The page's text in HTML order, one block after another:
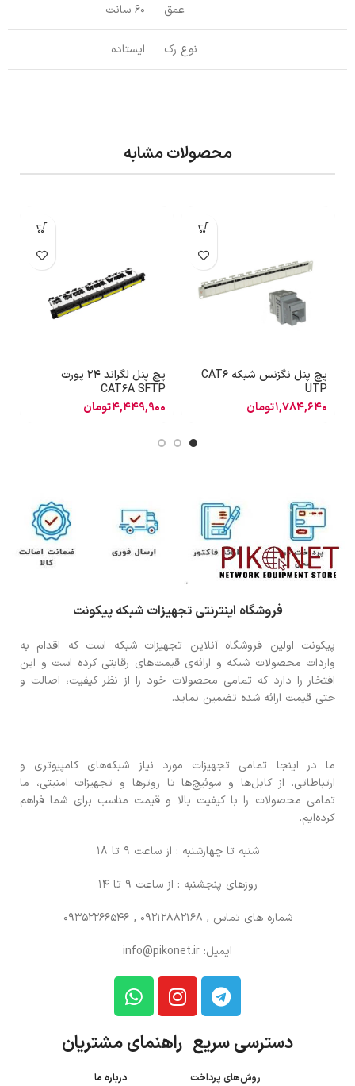
عمق 60 سانت
نوع رک ایستاده
محصولات مشابه
پچ پنل نگزنس شبکه CAT6
UTP
1,784,640تومان
پچ پنل لگراند 24 پورت
CAT6A SFTP
4,449,900تومان
فروشگاه اینترنتی تجهیزات شبکه پیکونت
پیکونت اولین فروشگاه آنلاین تجهیزات شبکه است که اقدام به
واردات محصولات شبکه و ارائه‌ی قیمت‌های رقابتی کرده است و این
افتخار را دارد که تمامی محصولات خود را از نظر کیفیت، اصالت و
حتی قیمت ارائه شده تضمین نماید.
ما در اینجا تمامی تجهیزات مورد نیاز شبکه‌های کامپیوتری و
ارتباطاتی. از کابل‌ها و سوئیچ‌ها تا روترها و تجهیزات امنیتی، ما
تمامی محصولات را با کیفیت بالا و قیمت مناسب برای شما فراهم
کرده‌ایم.
شنبه تا چهارشنبه : از ساعت 9 تا 18
روزهای پنجشنبه : از ساعت 9 تا 14
شماره های تماس , 09212882168 , 09352266546
ایمیل: info@pikonet.ir
دسترسی سریع راهنمای مشتریان
روش‌های پرداخت درباره ما